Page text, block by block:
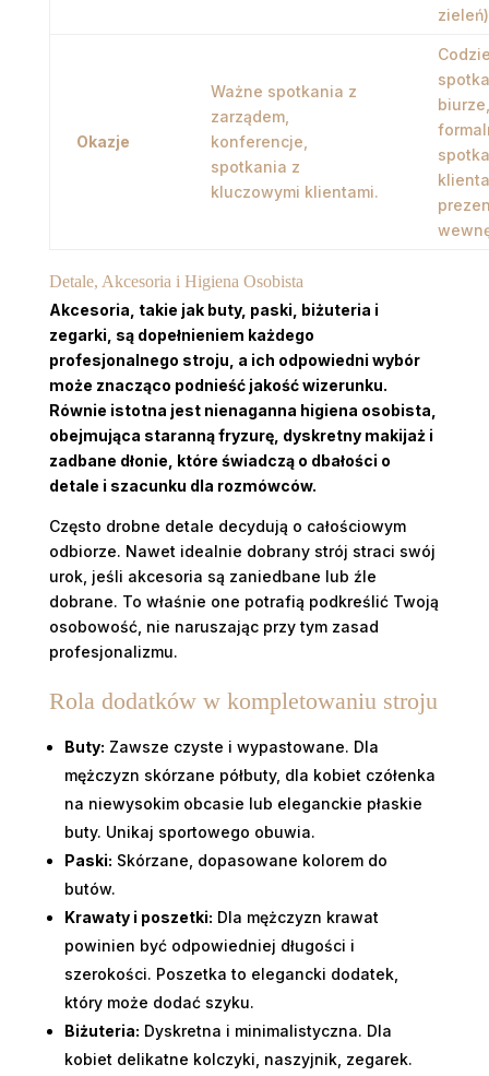
Okazje
Ważne spotkania z
zarządem,
konferencje,
spotkania z
kluczowymi klientami.
Detale, Akcesoria i Higiena Osobista
Akcesoria, takie jak buty, paski, biżuteria i
zegarki, są dopełnieniem każdego
profesjonalnego stroju, a ich odpowiedni wybór
może znacząco podnieść jakość wizerunku.
Równie istotna jest nienaganna higiena osobista,
obejmująca staranną fryzurę, dyskretny makijaż i
zadbane dłonie, które świadczą o dbałości o
detale i szacunku dla rozmówców.
Często drobne detale decydują o całościowym
odbiorze. Nawet idealnie dobrany strój straci swój
urok, jeśli akcesoria są zaniedbane lub źle
dobrane. To właśnie one potrafią podkreślić Twoją
osobowość, nie naruszając przy tym zasad
profesjonalizmu.
Rola dodatków w kompletowaniu stroju
Buty: Zawsze czyste i wypastowane. Dla
mężczyzn skórzane półbuty, dla kobiet czółenka
na niewysokim obcasie lub eleganckie płaskie
buty. Unikaj sportowego obuwia.
Paski: Skórzane, dopasowane kolorem do
butów.
Krawaty i poszetki: Dla mężczyzn krawat
powinien być odpowiedniej długości i
szerokości. Poszetka to elegancki dodatek,
który może dodać szyku.
Biżuteria: Dyskretna i minimalistyczna. Dla
kobiet delikatne kolczyki, naszyjnik, zegarek.